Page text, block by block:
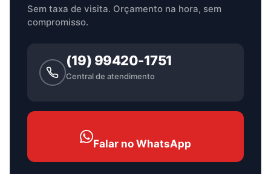
Sem taxa de visita. Orçamento na hora, sem
compromisso.
(19) 99420-1751
Central de atendimento
Falar no WhatsApp